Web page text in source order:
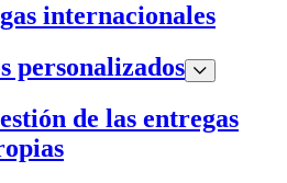
internacionales
personalizados
de las entregas